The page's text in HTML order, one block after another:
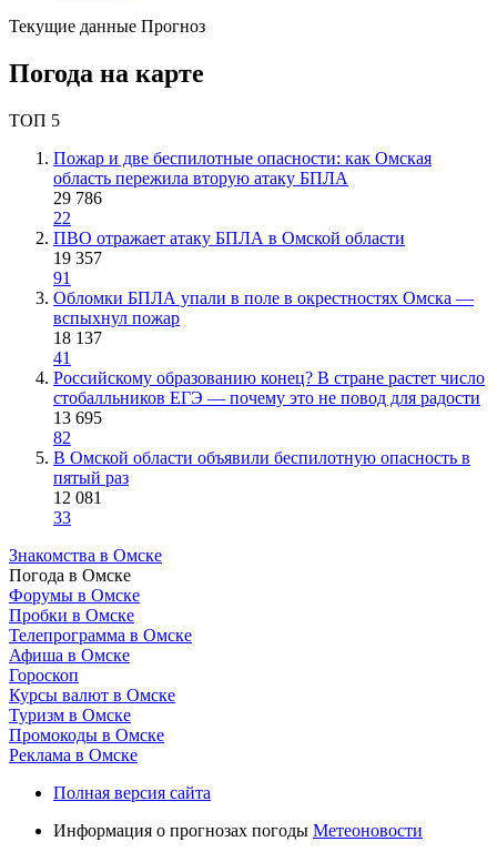
Текущие данные Прогноз
Погода на карте
ТОП 5
Пожар и две беспилотные опасности: как Омская
область пережила вторую атаку БПЛА
29 786
22
ПВО отражает атаку БПЛА в Омской области
19 357
91
Обломки БПЛА упали в поле в окрестностях Омска —
вспыхнул пожар
18 137
41
Российскому образованию конец? В стране растет число
стобалльников ЕГЭ — почему это не повод для радости
13 695
82
В Омской области объявили беспилотную опасность в
пятый раз
12 081
33
Знакомства в Омске
Погода в Омске
Форумы в Омске
Пробки в Омске
Телепрограмма в Омске
Афиша в Омске
Гороскоп
Курсы валют в Омске
Туризм в Омске
Промокоды в Омске
Реклама в Омске
Полная версия сайта
Информация о прогнозах погоды Метеоновости